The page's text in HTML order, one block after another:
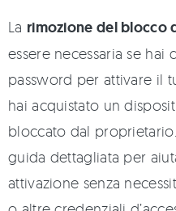
La rimozione del blocco
essere necessaria se
password per attivare il
hai acquistato un
bloccato dal
guida dettagliata per
attivazione senza